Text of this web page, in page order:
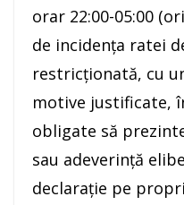
orar 22:00-05:00
de incidenţa ratei
restricţionată, cu
motive justificate,
obligate să
sau adeverință
declarație pe